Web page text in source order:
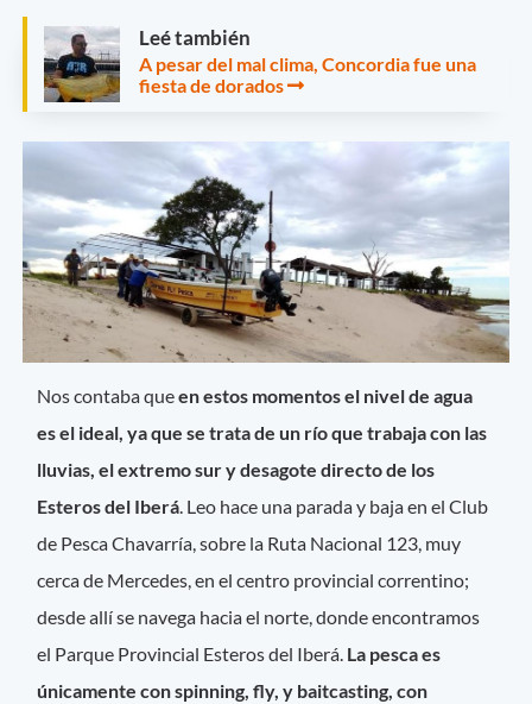
Leé también
A pesar del mal clima, Concordia fue una
fiesta de dorados
Nos contaba queen estos momentos el nivel de agua
es el ideal, ya que se trata de un río que trabaja con las
lluvias, el extremo sur y desagote directo de los
Esteros del Iberá. Leo hace una parada y baja en el Club
de Pesca Chavarría, sobre la Ruta Nacional 123, muy
cerca de Mercedes, en el centro provincial correntino;
desde allí se navega hacia el norte, donde encontramos
el Parque Provincial Esteros del Iberá. La pesca es
únicamente con spinning, fly, y baitcasting, con